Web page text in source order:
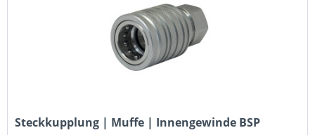
Steckkupplung | Muffe | Innengewinde BSP